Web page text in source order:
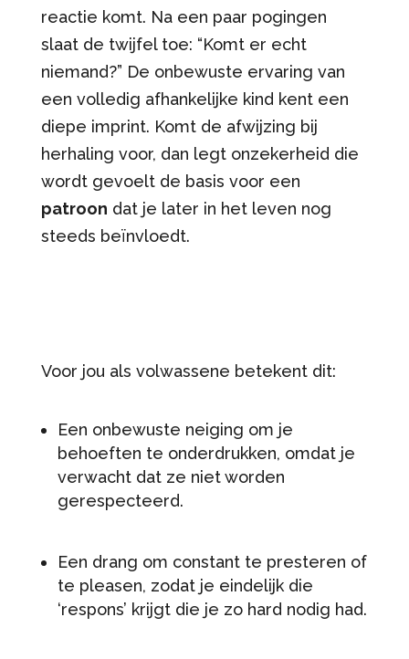
reactie komt. Na een paar pogingen
slaat de twijfel toe: “Komt er echt
niemand?” De onbewuste ervaring van
een volledig afhankelijke kind kent een
diepe imprint. Komt de afwijzing bij
herhaling voor, dan legt onzekerheid die
wordt gevoelt de basis voor een
patroon dat je later in het leven nog
steeds beïnvloedt.
Voor jou als volwassene betekent dit:
Een onbewuste neiging om je
behoeften te onderdrukken, omdat je
verwacht dat ze niet worden
gerespecteerd.
Een drang om constant te presteren of
te pleasen, zodat je eindelijk die
‘respons’ krijgt die je zo hard nodig had.